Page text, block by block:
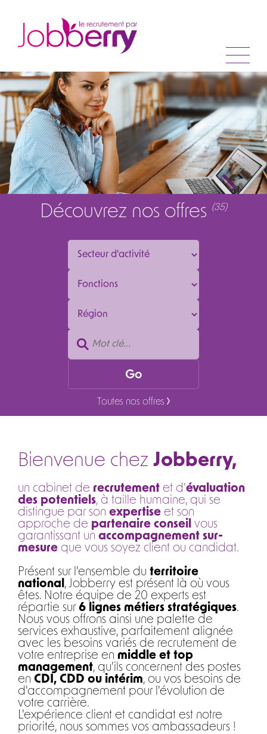
Découvrez nos offres (35)
Toutes nos offres
Bienvenue chez Jobberry,
un cabinet de recrutement et d'évaluation
des potentiels, à taille humaine, qui se
distingue par son expertise et son
approche de partenaire conseil vous
garantissant un accompagnement sur-
mesure que vous soyez client ou candidat.
Présent sur l'ensemble du territoire
national , Jobberry est présent là où vous
êtes. Notre équipe de 20 experts est
répartie sur 6 lignes métiers stratégiques.
Nous vous offrons ainsi une palette de
services exhaustive, parfaitement alignée
avec les besoins variés de recrutement de
votre entreprise en middle et top
management, qu'ils concernent des postes
en CDI, CDD ou intérim, ou vos besoins de
d'accompagnement pour l'évolution de
votre carrière.
L'expérience client et candidat est notre
priorité, nous sommes vos ambassadeurs !